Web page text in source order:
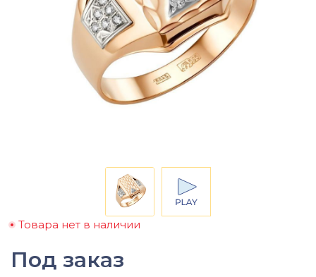
Товара нет в наличии
Под заказ